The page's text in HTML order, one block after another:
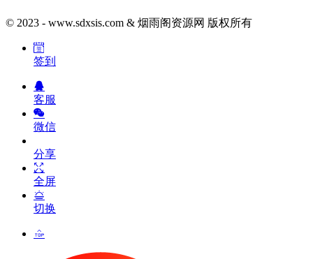
© 2023 - www.sdxsis.com & 烟雨阁资源网 版权所有
签到
客服
微信
分享
全屏
切换